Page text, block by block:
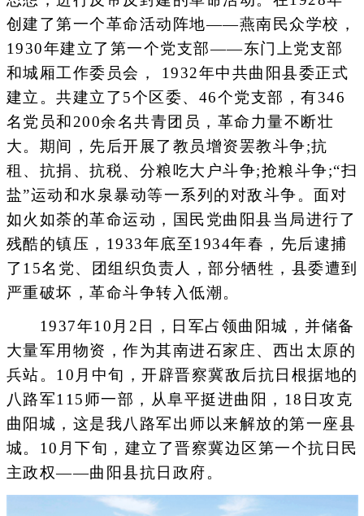
创建了第一个革命活动阵地——燕南民众学校，
1930年建立了第一个党支部——东门上党支部
和城厢工作委员会， 1932年中共曲阳县委正式
建立。共建立了5个区委、46个党支部，有346
名党员和200余名共青团员，革命力量不断壮
大。期间，先后开展了教员增资罢教斗争;抗
租、抗捐、抗税、分粮吃大户斗争;抢粮斗争;“扫
盐”运动和水泉暴动等一系列的对敌斗争。面对
如火如荼的革命运动，国民党曲阳县当局进行了
残酷的镇压，1933年底至1934年春，先后逮捕
了15名党、团组织负责人，部分牺牲，县委遭到
严重破坏，革命斗争转入低潮。
1937年10月2日，日军占领曲阳城，并储备
大量军用物资，作为其南进石家庄、西出太原的
兵站。10月中旬，开辟晋察冀敌后抗日根据地的
八路军115师一部，从阜平挺进曲阳，18日攻克
曲阳城，这是我八路军出师以来解放的第一座县
城。10月下旬，建立了晋察冀边区第一个抗日民
主政权——曲阳县抗日政府。